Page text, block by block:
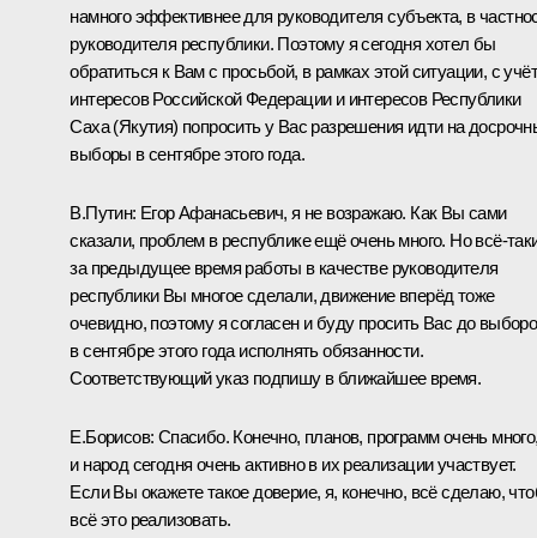
намного эффективнее для руководителя субъекта, в
руководителя республики. Поэтому я сегодня хотел бы
обратиться к Вам с просьбой, в рамках этой ситуации, с
интересов Российской Федерации и интересов Республики
Саха (Якутия) попросить у Вас разрешения идти на
выборы в сентябре этого года.
В.Путин: Егор Афанасьевич, я не возражаю. Как Вы сами
сказали, проблем в республике ещё очень много. Но
за предыдущее время работы в качестве руководителя
республики Вы многое сделали, движение вперёд тоже
очевидно, поэтому я согласен и буду просить Вас до
в сентябре этого года исполнять обязанности.
Соответствующий указ подпишу в ближайшее время.
Е.Борисов: Спасибо. Конечно, планов, программ очень
и народ сегодня очень активно в их реализации участвует.
Если Вы окажете такое доверие, я, конечно, всё сделаю,
всё это реализовать.